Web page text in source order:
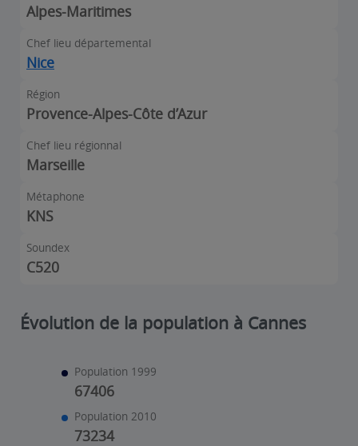
Alpes-Maritimes
Chef lieu départemental
Nice
Région
Provence-Alpes-Côte d’Azur
Chef lieu régionnal
Marseille
Métaphone
KNS
Soundex
C520
Évolution de la population à Cannes
Population 1999
67406
Population 2010
73234